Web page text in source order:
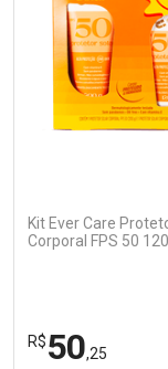
Ativar Desconto
Kit Ever Care
Corporal FPS 50
R$50,25